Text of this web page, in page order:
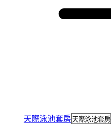
天際泳池套房天際泳池套房